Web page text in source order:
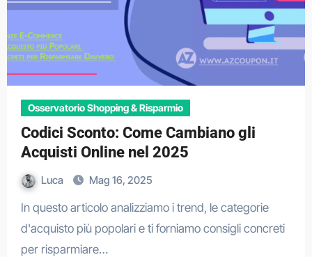
Osservatorio Shopping & Risparmio
Codici Sconto: Come Cambiano gli
Acquisti Online nel 2025
Luca Mag 16, 2025
In questo articolo analizziamo i trend, le categorie
d'acquisto più popolari e ti forniamo consigli concreti
per risparmiare…